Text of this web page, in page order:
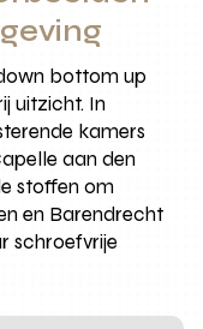
bottom up
uitzicht. In
kamers
aan den
stoffen om
en Barendrecht
schroefvrije